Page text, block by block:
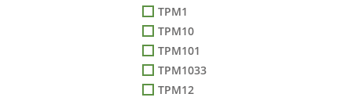
ТРМ1
ТРМ10
ТРМ101
ТРМ1033
ТРМ12